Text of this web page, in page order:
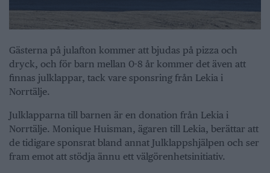
Gästerna på julafton kommer att bjudas på pizza och
dryck, och för barn mellan 0-8 år kommer det även att
finnas julklappar, tack vare sponsring från Lekia i
Norrtälje.
Julklapparna till barnen är en donation från Lekia i
Norrtälje. Monique Huisman, ägaren till Lekia, berättar att
de tidigare sponsrat bland annat Julklappshjälpen och ser
fram emot att stödja ännu ett välgörenhetsinitiativ.